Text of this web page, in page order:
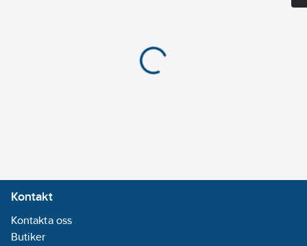
Kontakt
Kontakta oss
Butiker